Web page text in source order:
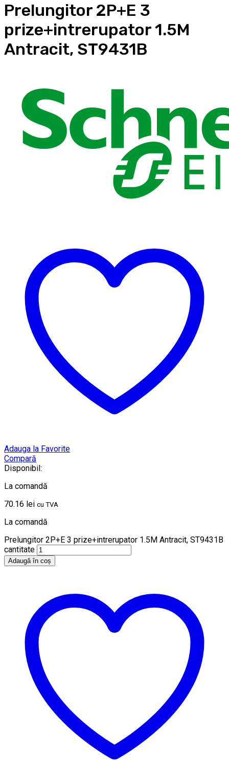
Prelungitor 2P+E 3
prize+intrerupator 1.5M
Antracit, ST9431B
Adauga la Favorite
Compară
Disponibil:
La comandă
70.16 lei cu TVA
La comandă
Prelungitor 2P+E 3 prize+intrerupator 1.5M Antracit, ST9431B
cantitate
Adaugă în coș